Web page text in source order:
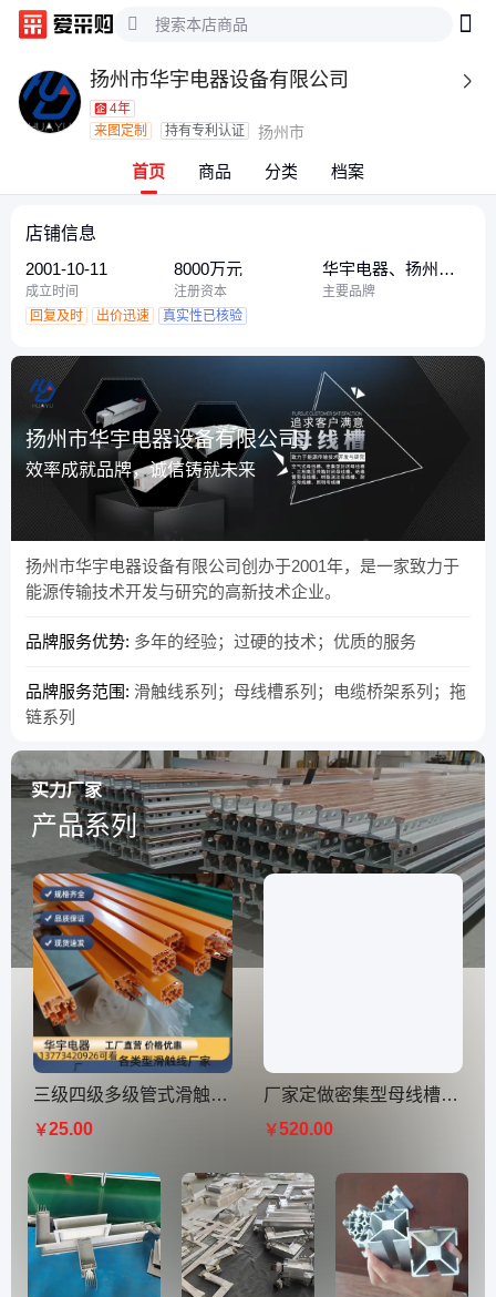
扬州市华宇电器设备有限公司 
4年
来图定制
持有专利认证 扬州市
首页 商品 分类 档案
店铺信息
2001-10-11
成立时间
8000万元
注册资本
华宇电器、扬州华
宇电器
主要品牌
回复及时
出价迅速 真实性已核验
扬州市华宇电器设备有限公司
效率成就品牌，诚信铸就未来
扬州市华宇电器设备有限公司创办于2001年，是一家致力于
能源传输技术开发与研究的高新技术企业。
品牌服务优势: 多年的经验；过硬的技术；优质的服务
品牌服务范围: 滑触线系列；母线槽系列；电缆桥架系列；拖
链系列
实力厂家
产品系列
三级四级多级管式滑触线 复合型耐高温防尘安装简易多极单极滑线
￥25.00
厂家定做密集型母线槽 插接式母 线 耐火封闭式绝缘动力母线厂家定制
￥520.00